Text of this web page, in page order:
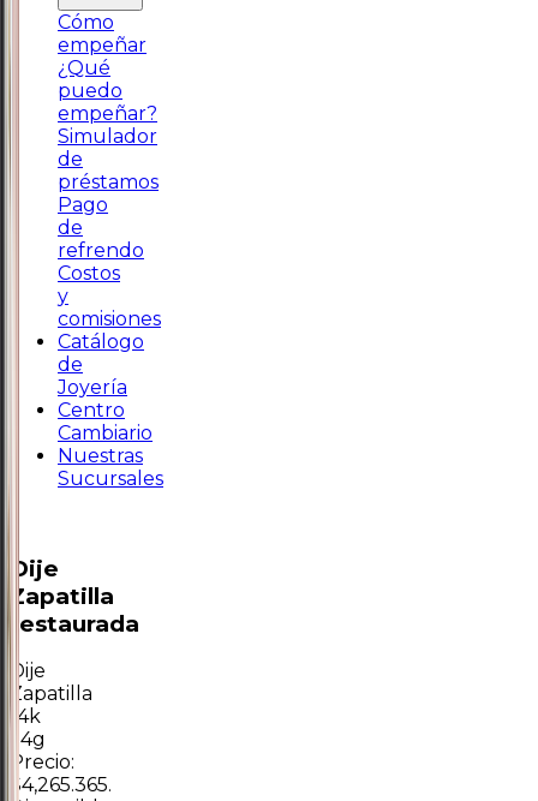
Cómo
empeñar
¿Qué
puedo
empeñar?
Simulador
de
préstamos
Pago
de
refrendo
Costos
y
comisiones
Catálogo
de
Joyería
Centro
Cambiario
Nuestras
Sucursales
Dije
Zapatilla
restaurada
Dije
Zapatilla
14k
1.4g
Precio:
$4,265.365.